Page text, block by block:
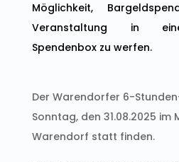
Möglichkeit,
Veranstaltung in
Spendenbox zu werfen.
Der Warendorfer 6-
Sonntag, den 31.08.2025 im
Warendorf statt finden.